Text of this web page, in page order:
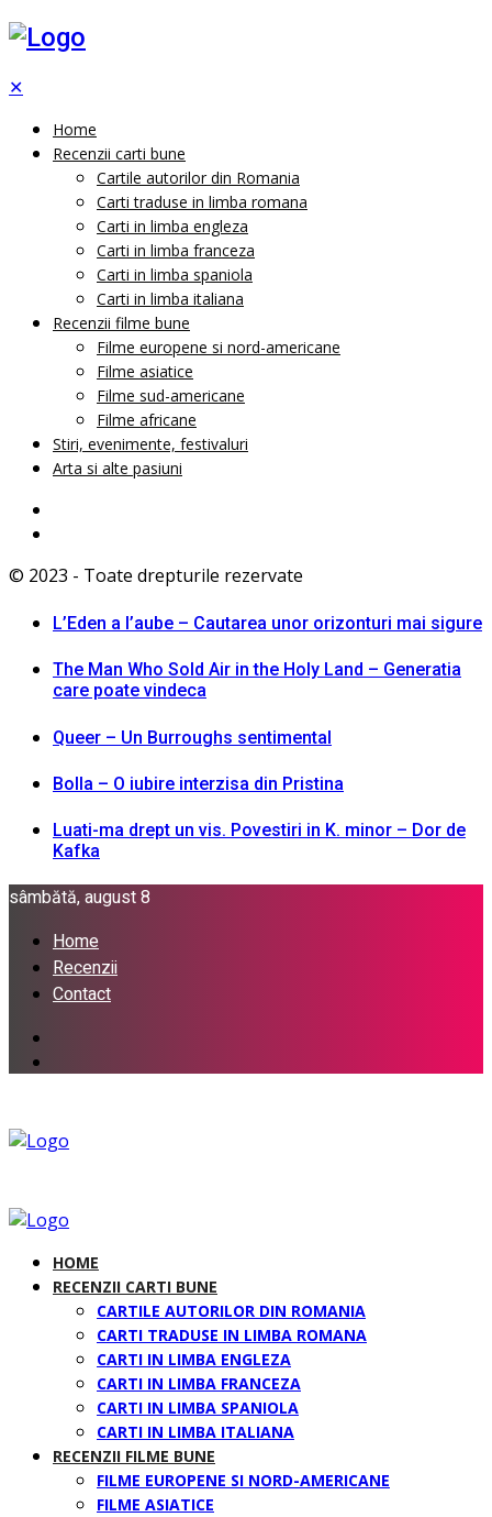
✕
Home
Recenzii carti bune
Cartile autorilor din Romania
Carti traduse in limba romana
Carti in limba engleza
Carti in limba franceza
Carti in limba spaniola
Carti in limba italiana
Recenzii filme bune
Filme europene si nord-americane
Filme asiatice
Filme sud-americane
Filme africane
Stiri, evenimente, festivaluri
Arta si alte pasiuni
© 2023 - Toate drepturile rezervate
L’Eden a I’aube – Cautarea unor orizonturi mai sigure
The Man Who Sold Air in the Holy Land – Generatia
care poate vindeca
Queer – Un Burroughs sentimental
Bolla – O iubire interzisa din Pristina
Luati-ma drept un vis. Povestiri in K. minor – Dor de
Kafka
sâmbătă, august 8
Home
Recenzii
Contact
HOME
RECENZII CARTI BUNE
CARTILE AUTORILOR DIN ROMANIA
CARTI TRADUSE IN LIMBA ROMANA
CARTI IN LIMBA ENGLEZA
CARTI IN LIMBA FRANCEZA
CARTI IN LIMBA SPANIOLA
CARTI IN LIMBA ITALIANA
RECENZII FILME BUNE
FILME EUROPENE SI NORD-AMERICANE
FILME ASIATICE